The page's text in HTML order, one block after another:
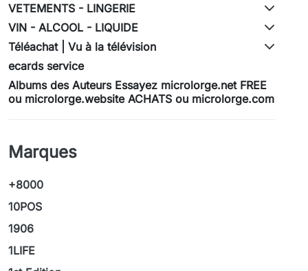
VETEMENTS - LINGERIE
VIN - ALCOOL - LIQUIDE
Téléachat | Vu à la télévision
ecards service
Albums des Auteurs Essayez microlorge.net FREE
ou microlorge.website ACHATS ou microlorge.com
Marques
+8000
10POS
1906
1LIFE